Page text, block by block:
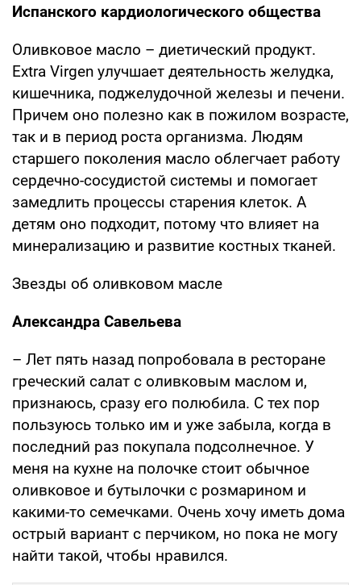
Испанского кардиологического общества
Оливковое масло – диетический продукт.
Extra Virgen улучшает деятельность желудка,
кишечника, поджелудочной железы и печени.
Причем оно полезно как в пожилом возрасте,
так и в период роста организма. Людям
старшего поколения масло облегчает работу
сердечно-сосудистой системы и помогает
замедлить процессы старения клеток. А
детям оно подходит, потому что влияет на
минерализацию и развитие костных тканей.
Звезды об оливковом масле
Александра Савельева
– Лет пять назад попробовала в ресторане
греческий салат с оливковым маслом и,
признаюсь, сразу его полюбила. С тех пор
пользуюсь только им и уже забыла, когда в
последний раз покупала подсолнечное. У
меня на кухне на полочке стоит обычное
оливковое и бутылочки с розмарином и
какими-то семечками. Очень хочу иметь дома
острый вариант с перчиком, но пока не могу
найти такой, чтобы нравился.